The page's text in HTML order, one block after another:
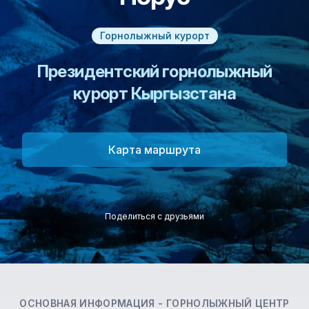
Горнолыжный курорт
Президентский горнолыжный
курорт Кыргызстана
Карта маршрута
Поделиться с друзьями
ОСНОВНАЯ ИНФОРМАЦИЯ - ГОРНОЛЫЖНЫЙ ЦЕНТР